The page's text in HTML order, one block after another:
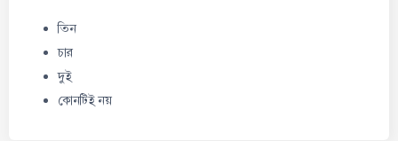
তিন
চার
দুই
কোনটিই নয়